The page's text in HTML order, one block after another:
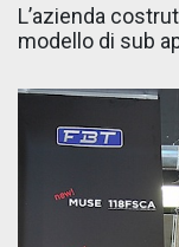
L’azienda
modello di sub